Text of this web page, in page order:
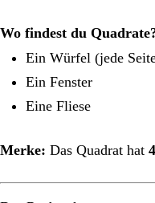
Wo findest du
Ein Würfel (jede
Ein Fenster
Eine Fliese
Merke: Das Quadrat hat